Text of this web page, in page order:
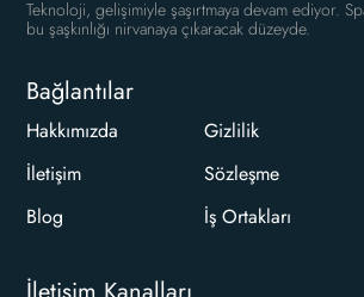
Teknoloji, gelişimiyle şaşırtmaya devam ediyor.
bu şaşkınlığı nirvanaya çıkaracak düzeyde.
Bağlantılar
Hakkımızda
İletişim
Blog
Gizlilik
Sözleşme
İş Ortakları